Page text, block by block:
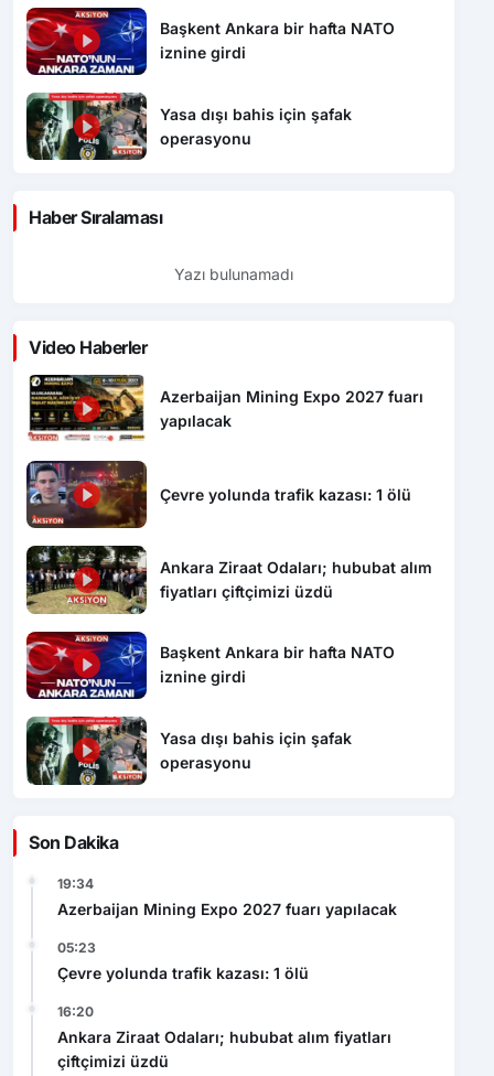
Başkent Ankara bir hafta NATO
iznine girdi
Yasa dışı bahis için şafak
operasyonu
Haber Sıralaması
Yazı bulunamadı
Video Haberler
Azerbaijan Mining Expo 2027 fuarı
yapılacak
Çevre yolunda trafik kazası: 1 ölü
Ankara Ziraat Odaları; hububat alım
fiyatları çiftçimizi üzdü
Başkent Ankara bir hafta NATO
iznine girdi
Yasa dışı bahis için şafak
operasyonu
Son Dakika
19:34
Azerbaijan Mining Expo 2027 fuarı yapılacak
05:23
Çevre yolunda trafik kazası: 1 ölü
16:20
Ankara Ziraat Odaları; hububat alım fiyatları
çiftçimizi üzdü